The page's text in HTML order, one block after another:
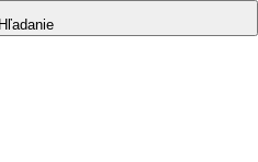
Hľadanie